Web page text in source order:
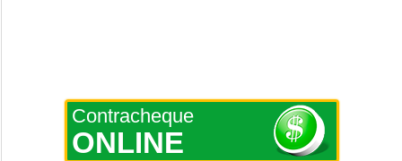
Contracheque
ONLINE